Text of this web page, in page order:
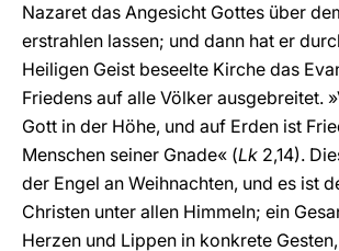
Nazaret das Angesicht Gottes über
erstrahlen lassen; und dann hat er
Heiligen Geist beseelte Kirche das
Friedens auf alle Völker ausgebreitet.
Gott in der Höhe, und auf Erden ist
Menschen seiner Gnade« (Lk 2,14).
der Engel an Weihnachten, und es ist
Christen unter allen Himmeln; ein
Herzen und Lippen in konkrete